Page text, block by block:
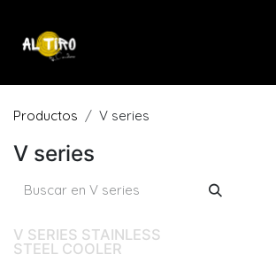
Productos V series
V series
V SERIES STAINLESS
STEEL COOLER